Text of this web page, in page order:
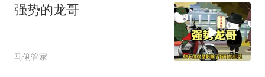
强势的龙哥
马俐管家